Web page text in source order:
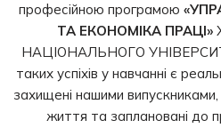
професійною програмою
ТА ЕКОНОМІКА ПРАЦІ»
НАЦІОНАЛЬНОГО
таких успіхів у навчанні є
захищені нашими
життя та заплановані до